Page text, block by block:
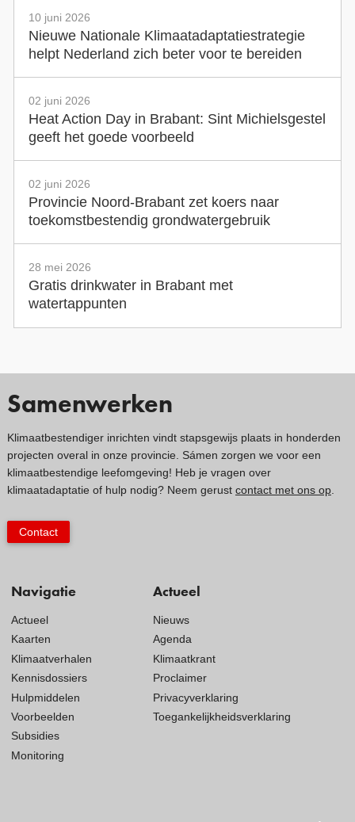
10 juni 2026
Nieuwe Nationale Klimaatadaptatiestrategie
helpt Nederland zich beter voor te bereiden
02 juni 2026
Heat Action Day in Brabant: Sint Michielsgestel
geeft het goede voorbeeld
02 juni 2026
Provincie Noord-Brabant zet koers naar
toekomstbestendig grondwatergebruik
28 mei 2026
Gratis drinkwater in Brabant met
watertappunten
Navigatie
Actueel
Kaarten
Klimaatverhalen
Kennisdossiers
Hulpmiddelen
Voorbeelden
Subsidies
Monitoring
Actueel
Nieuws
Agenda
Klimaatkrant
Proclaimer
Privacyverklaring
Toegankelijkheidsverklaring
Samenwerken
Klimaatbestendiger inrichten vindt stapsgewijs plaats in honderden
projecten overal in onze provincie. Sámen zorgen we voor een
klimaatbestendige leefomgeving! Heb je vragen over
klimaatadaptatie of hulp nodig? Neem gerust contact met ons op.
Contact